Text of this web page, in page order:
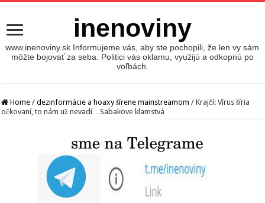
inenoviny
www.inenoviny.sk Informujeme vás, aby ste pochopili, že len vy sám
môžte bojovať za seba. Politici vás oklamu, využijú a odkopnú po
voľbách.
Home / dezinformácie a hoaxy šírene mainstreamom / Krajčí: Vírus šíria
očkovaní, to nám už nevadí…Sabakove klamstvá